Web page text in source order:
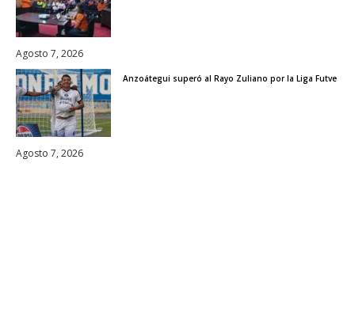
Agosto 7, 2026
Anzoátegui superó al Rayo Zuliano por la Liga Futve
Agosto 7, 2026